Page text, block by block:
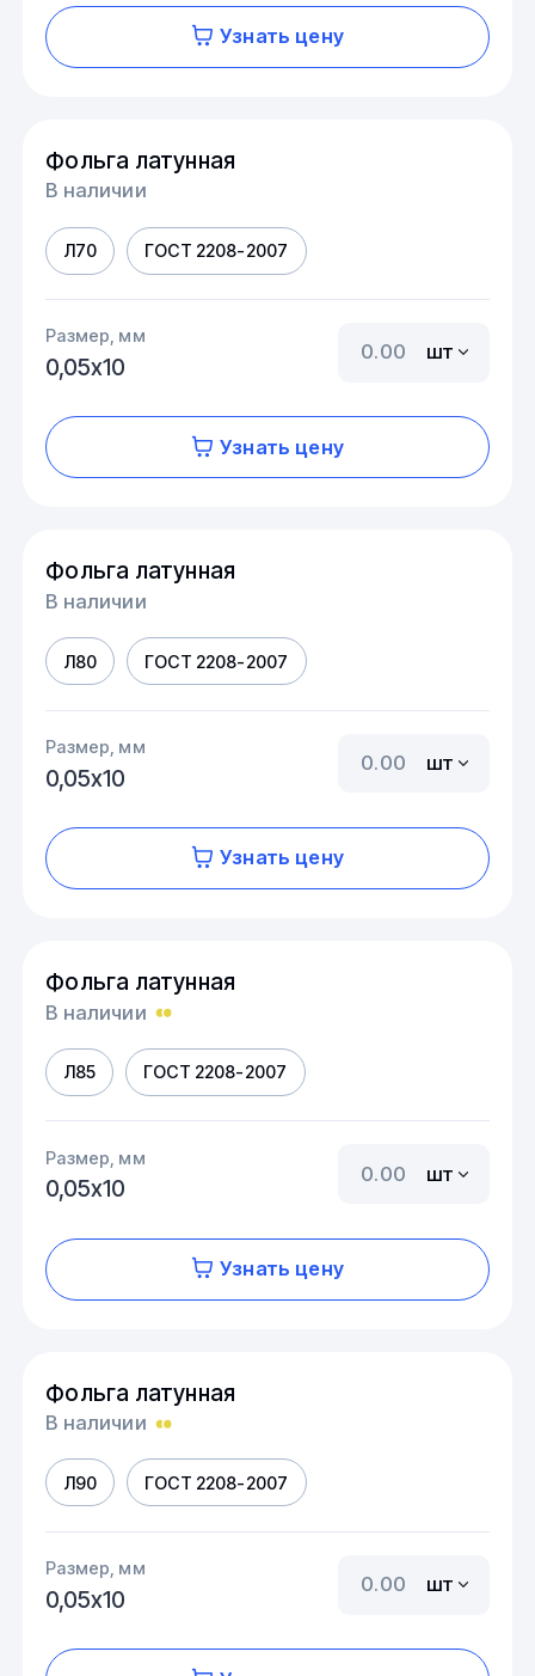
Узнать цену
Фольга латунная
В наличии
Л70 ГОСТ 2208-2007
Размер, мм
0,05х10
шт
Узнать цену
Фольга латунная
В наличии
Л80 ГОСТ 2208-2007
Размер, мм
0,05х10
шт
Узнать цену
Фольга латунная
В наличии
Л85 ГОСТ 2208-2007
Размер, мм
0,05х10
шт
Узнать цену
Фольга латунная
В наличии
Л90 ГОСТ 2208-2007
Размер, мм
0,05х10
шт